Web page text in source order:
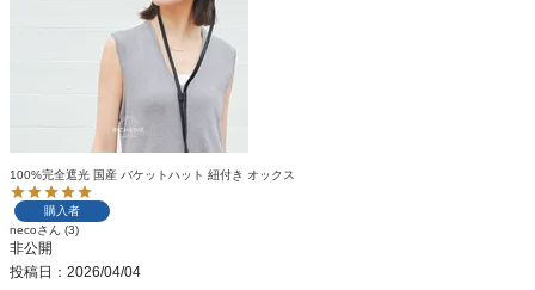
100%完全遮光 国産 バケットハット 紐付き オックス
購入者
neco
3
非公開
投稿日
2026/04/04